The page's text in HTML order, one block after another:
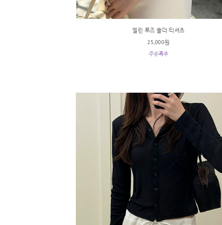
엘린 루즈 숄더 티셔츠
25,000원